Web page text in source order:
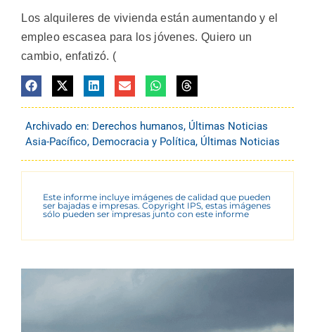
Los alquileres de vivienda están aumentando y el
empleo escasea para los jóvenes. Quiero un
cambio, enfatizó. (
Archivado en: Derechos humanos, Últimas Noticias
Asia-Pacífico, Democracia y Política, Últimas Noticias
Este informe incluye imágenes de calidad que pueden
ser bajadas e impresas. Copyright IPS, estas imágenes
sólo pueden ser impresas junto con este informe